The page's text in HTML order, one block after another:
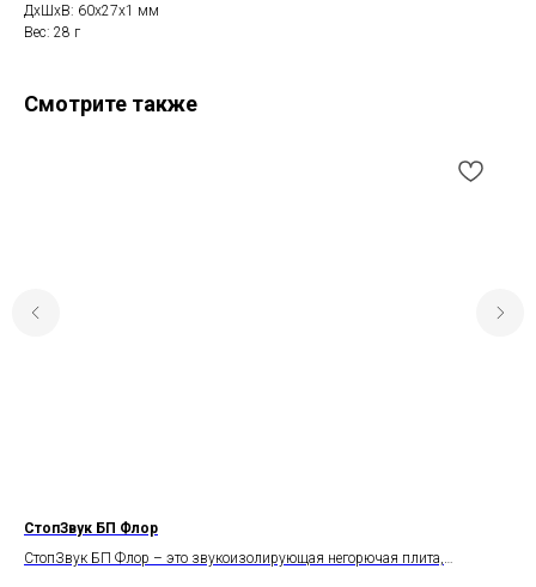
ДxШxВ: 60x27x1 мм
Вес: 28 г
Смотрите также
СтопЗвук БП Флор
СтопЗвук БП Флор – это звукоизолирующая негорючая плита,